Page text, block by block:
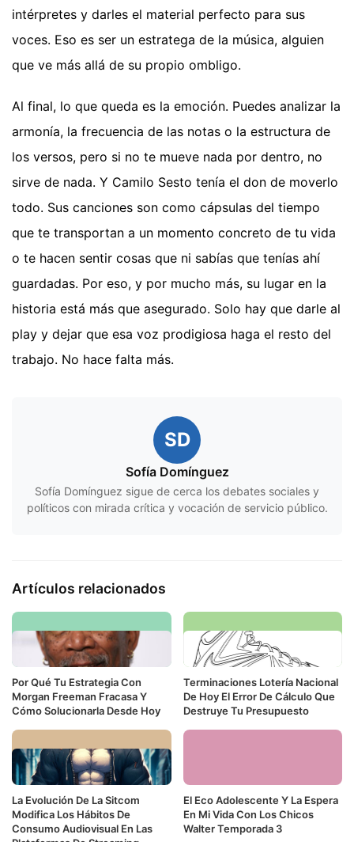
intérpretes y darles el material perfecto para sus
voces. Eso es ser un estratega de la música, alguien
que ve más allá de su propio ombligo.
Al final, lo que queda es la emoción. Puedes analizar la
armonía, la frecuencia de las notas o la estructura de
los versos, pero si no te mueve nada por dentro, no
sirve de nada. Y Camilo Sesto tenía el don de moverlo
todo. Sus canciones son como cápsulas del tiempo
que te transportan a un momento concreto de tu vida
o te hacen sentir cosas que ni sabías que tenías ahí
guardadas. Por eso, y por mucho más, su lugar en la
historia está más que asegurado. Solo hay que darle al
play y dejar que esa voz prodigiosa haga el resto del
trabajo. No hace falta más.
SD
Sofía Domínguez
Sofía Domínguez sigue de cerca los debates sociales y
políticos con mirada crítica y vocación de servicio público.
Artículos relacionados
Por Qué Tu Estrategia Con
Morgan Freeman Fracasa Y
Cómo Solucionarla Desde Hoy
Terminaciones Lotería Nacional
De Hoy El Error De Cálculo Que
Destruye Tu Presupuesto
La Evolución De La Sitcom
Modifica Los Hábitos De
Consumo Audiovisual En Las
El Eco Adolescente Y La Espera
En Mi Vida Con Los Chicos
Walter Temporada 3